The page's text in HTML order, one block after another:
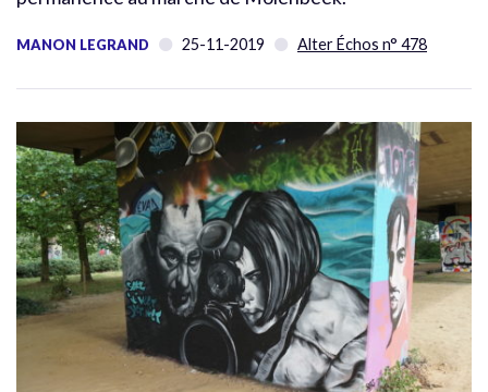
MANON LEGRAND 25-11-2019 Alter Échos n° 478